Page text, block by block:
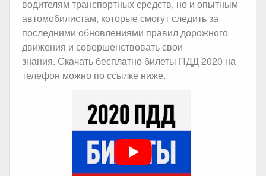
водителям транспортных средств, но и опытным
автомобилистам, которые смогут следить за
последними обновлениями правил дорожного
движения и совершенствовать свои
знания. Скачать бесплатно билеты ПДД 2020 на
телефон можно по ссылке ниже.